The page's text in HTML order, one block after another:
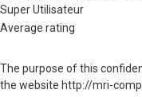
Super Utilisateur
Average rating
The purpose of this
the website http://mri-